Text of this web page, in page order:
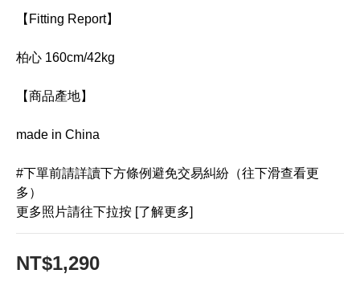
【Fitting Report】
柏心 160cm/42kg
【商品產地】
made in China
#下單前請詳讀下方條例避免交易糾紛（往下滑查看更
多）
更多照片請往下拉按 [了解更多]
NT$1,290